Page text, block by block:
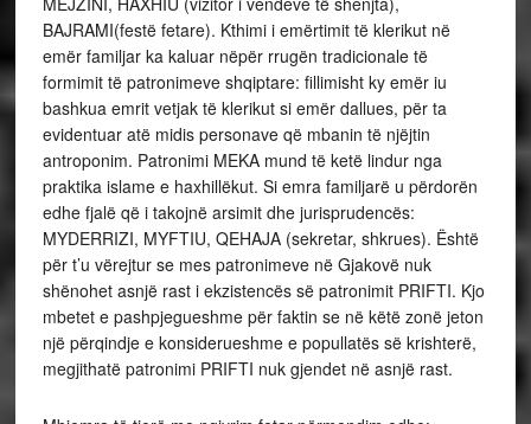
BAJRAMI(festë fetare). Kthimi i emërtimit të klerikut në
emër familjar ka kaluar nëpër rrugën tradicionale të
formimit të patronimeve shqiptare: fillimisht ky emër iu
bashkua emrit vetjak të klerikut si emër dallues, për ta
evidentuar atë midis personave që mbanin të njëjtin
antroponim. Patronimi MEKA mund të ketë lindur nga
praktika islame e haxhillëkut. Si emra familjarë u përdorën
edhe fjalë që i takojnë arsimit dhe jurisprudencës:
MYDERRIZI, MYFTIU, QEHAJA (sekretar, shkrues). Është
për t’u vërejtur se mes patronimeve në Gjakovë nuk
shënohet asnjë rast i ekzistencës së patronimit PRIFTI. Kjo
mbetet e pashpjegueshme për faktin se në këtë zonë jeton
një përqindje e konsiderueshme e popullatës së krishterë,
megjithatë patronimi PRIFTI nuk gjendet në asnjë rast.